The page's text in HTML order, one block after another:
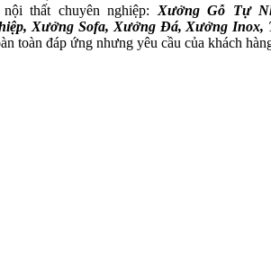
thất chuyên nghiệp: Xưởng Gỗ Tự
Xưởng Sofa, Xưởng Đá, Xưởng Inox,
toàn đáp ứng nhưng yêu cầu của khách